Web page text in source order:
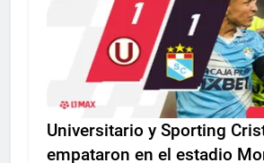
Universitario y Sporting
empataron en el estadio